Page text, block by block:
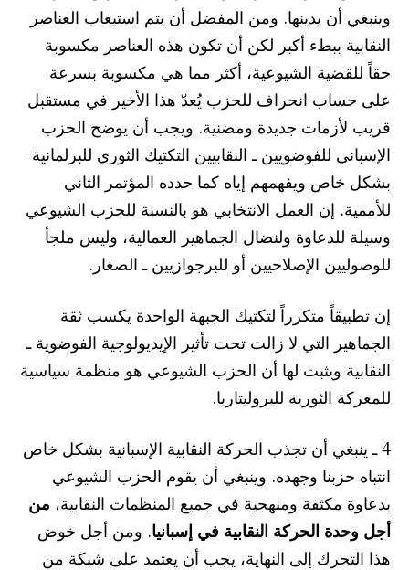
وينبغي أن يدينها. ومن المفضل أن يتم استيعاب العناصر
النقابية ببطء أكبر لكن أن تكون هذه العناصر مكسوبة
حقاً للقضية الشيوعية، أكثر مما هي مكسوبة بسرعة
على حساب انحراف للحزب يُعدّ هذا الأخير في مستقبل
قريب لأزمات جديدة ومضنية. ويجب أن يوضح الحزب
الإسباني للفوضويين ـ النقابيين التكتيك الثوري للبرلمانية
بشكل خاص ويفهمهم إياه كما حدده المؤتمر الثاني
للأممية. إن العمل الانتخابي هو بالنسبة للحزب الشيوعي
وسيلة للدعاوة ولنضال الجماهير العمالية، وليس ملجأ
للوصوليين الإصلاحيين أو للبرجوازيين ـ الصغار.
إن تطبيقاً متكرراً لتكتيك الجبهة الواحدة يكسب ثقة
الجماهير التي لا زالت تحت تأثير الإيديولوجية الفوضوية ـ
النقابية ويثبت لها أن الحزب الشيوعي هو منظمة سياسية
للمعركة الثورية للبروليتاريا.
4 ـ ينبغي أن تجذب الحركة النقابية الإسبانية بشكل خاص
انتباه حزبنا وجهده. وينبغي أن يقوم الحزب الشيوعي
بدعاوة مكثفة ومنهجية في جميع المنظمات النقابية، من
أجل وحدة الحركة النقابية في إسبانيا. ومن أجل خوض
هذا التحرك إلى النهاية، يجب أن يعتمد على شبكة من